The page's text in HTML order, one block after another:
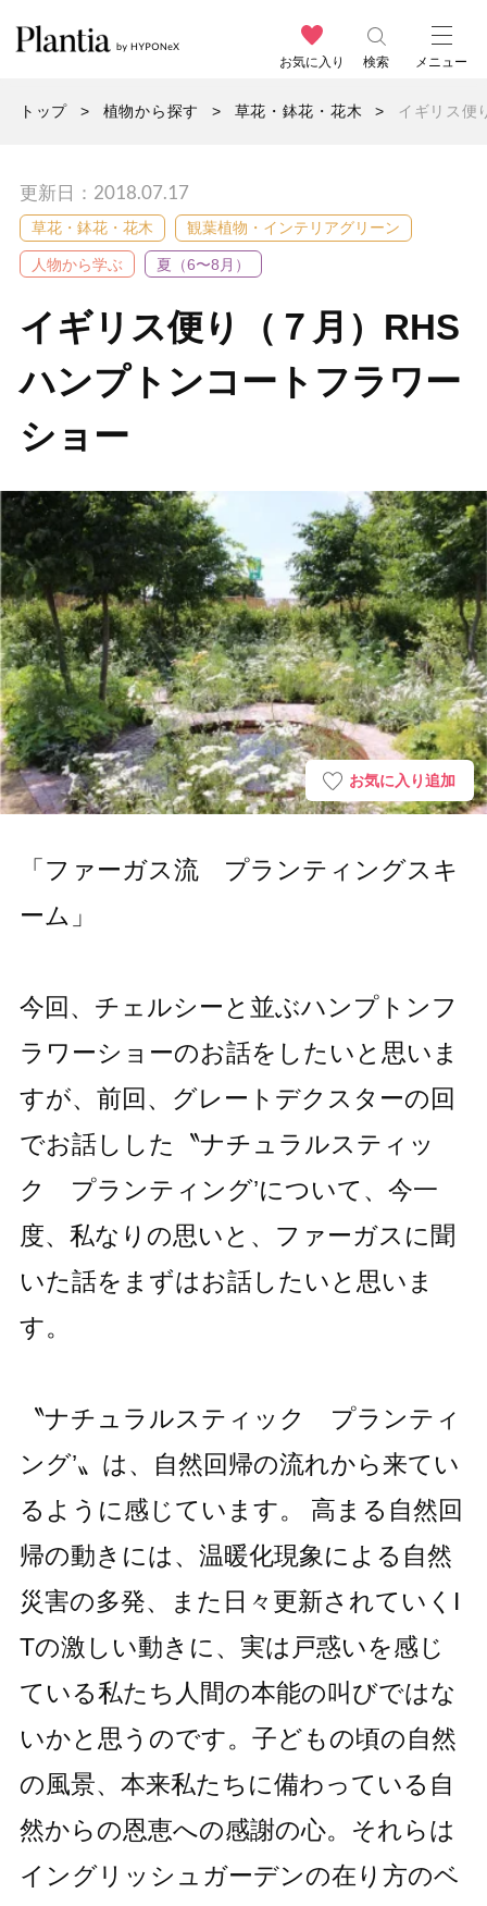
お気に入り 検索 メニュー
トップ 植物から探す 草花・鉢花・花木 イギリス便
更新日：2018.07.17
草花・鉢花・花木 観葉植物・インテリアグリーン
人物から学ぶ 夏（6〜8月）
イギリス便り（７月）RHS
ハンプトンコートフラワー
ショー
お気に入り追加
「ファーガス流 プランティングスキ
ーム」
今回、チェルシーと並ぶハンプトンフ
ラワーショーのお話をしたいと思いま
すが、前回、グレートデクスターの回
でお話しした〝ナチュラルスティッ
ク プランティング’について、今一
度、私なりの思いと、ファーガスに聞
いた話をまずはお話したいと思いま
す。
〝ナチュラルスティック プランティ
ング’〟は、自然回帰の流れから来てい
るように感じています。 高まる自然回
帰の動きには、温暖化現象による自然
災害の多発、また日々更新されていくI
Tの激しい動きに、実は戸惑いを感じ
ている私たち人間の本能の叫びではな
いかと思うのです。子どもの頃の自然
の風景、本来私たちに備わっている自
然からの恩恵への感謝の心。それらは
イングリッシュガーデンの在り方のベ